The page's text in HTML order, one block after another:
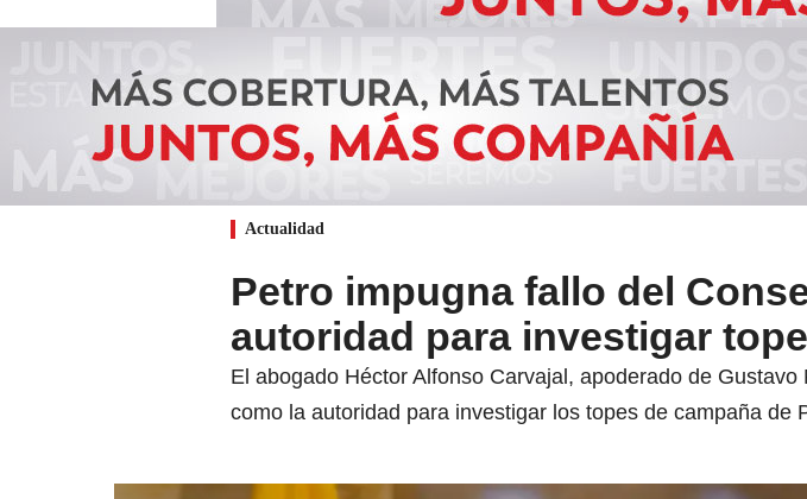
Actualidad
Petro impugna fallo del
autoridad para investigar
El abogado Héctor Alfonso Carvajal, apoderado de
como la autoridad para investigar los topes de campaña